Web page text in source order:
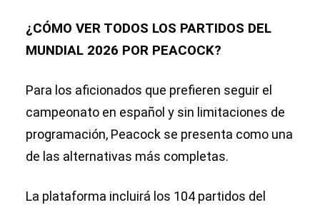
¿CÓMO VER TODOS LOS PARTIDOS DEL
MUNDIAL 2026 POR PEACOCK?
Para los aficionados que prefieren seguir el
campeonato en español y sin limitaciones de
programación, Peacock se presenta como una
de las alternativas más completas.
La plataforma incluirá los 104 partidos del